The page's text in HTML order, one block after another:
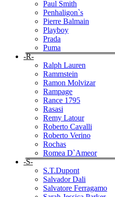
Paul Smith
Penhaligon`s
Pierre Balmain
Playboy
Prada
Puma
-R-
Ralph Lauren
Rammstein
Ramon Molvizar
Rampage
Rance 1795
Rasasi
Remy Latour
Roberto Cavalli
Roberto Verino
Rochas
Romea D`Ameor
-S-
S.T.Dupont
Salvador Dali
Salvatore Ferragamo